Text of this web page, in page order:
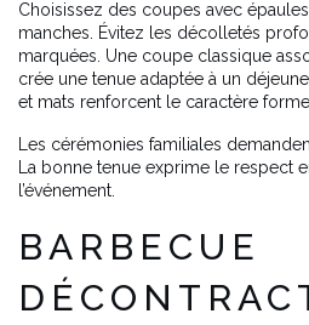
Choisissez des coupes avec
manches. Évitez les décolletés
marquées. Une coupe classique
crée une tenue adaptée à un
et mats renforcent le caractère
Les cérémonies familiales
La bonne tenue exprime le respect
l’événement.
BARBECUE